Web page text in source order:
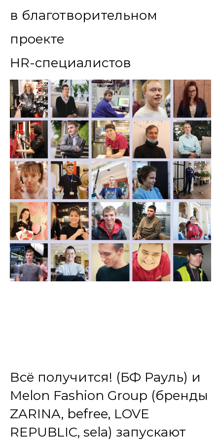
в благотворительном
проекте
HR-специалистов
Всё получится! (БФ Рауль) и
Melon Fashion Group (бренды
ZARINA, befree, LOVE
REPUBLIC, sela) запускают